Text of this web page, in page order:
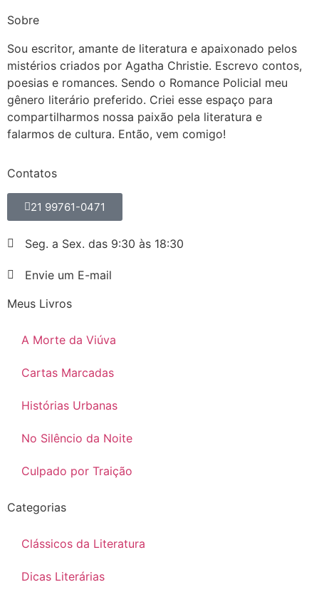
Sobre
Sou escritor, amante de literatura e apaixonado pelos
mistérios criados por Agatha Christie. Escrevo contos,
poesias e romances. Sendo o Romance Policial meu
gênero literário preferido. Criei esse espaço para
compartilharmos nossa paixão pela literatura e
falarmos de cultura. Então, vem comigo!
Contatos
21 99761-0471
Seg. a Sex. das 9:30 às 18:30
Envie um E-mail
Meus Livros
A Morte da Viúva
Cartas Marcadas
Histórias Urbanas
No Silêncio da Noite
Culpado por Traição
Categorias
Clássicos da Literatura
Dicas Literárias